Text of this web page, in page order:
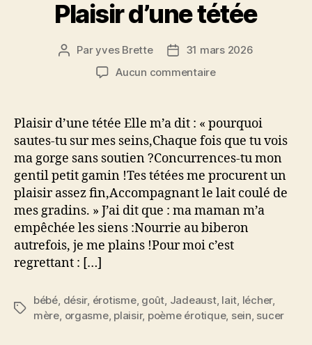
Plaisir d’une tétée
Auteur
l’article
Paryves Brette
Date31 mars 2026
Aucun commentairesur
tétée
Plaisir d’une tétée Elle m’a dit : « pourquoi
sautes-tu sur mes seins,Chaque fois que tu vois
ma gorge sans soutien ?Concurrences-tu mon
gentil petit gamin !Tes tétées me procurent un
plaisir assez fin,Accompagnant le lait coulé de
mes gradins. » J’ai dit que : ma maman m’a
empêchée les siens :Nourrie au biberon
autrefois, je me plains !Pour moi c’est
regrettant : […]
Étiquettes
bébé, désir, érotisme, goût, Jadeaust, lait, lécher,
mère, orgasme, plaisir, poème érotique, sein, sucer